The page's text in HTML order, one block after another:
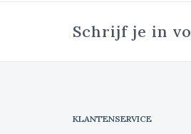
Schrijf je in
KLANTENSERVICE